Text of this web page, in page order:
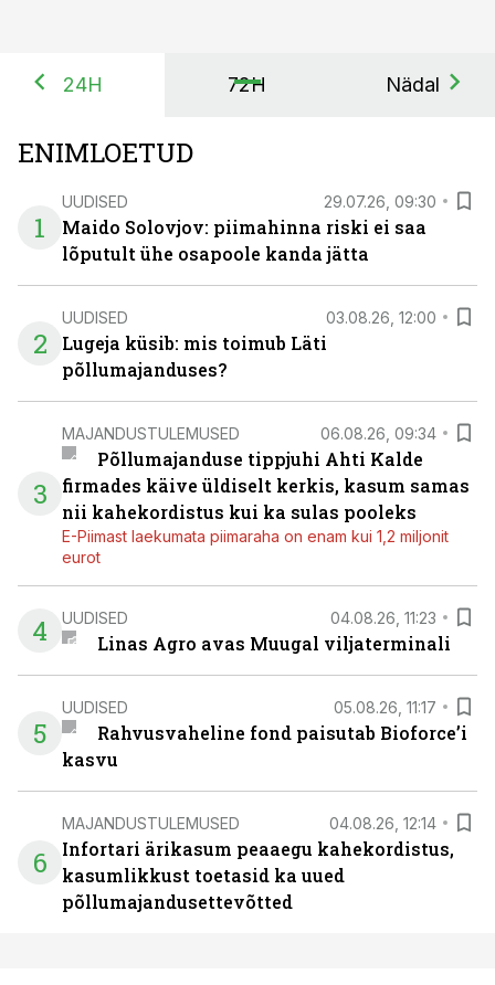
24H 72H Nädal
ENIMLOETUD
1
UUDISED 29.07.26, 09:30
Maido Solovjov: piimahinna riski ei saa
lõputult ühe osapoole kanda jätta
2
UUDISED 03.08.26, 12:00
Lugeja küsib: mis toimub Läti
põllumajanduses?
3
MAJANDUSTULEMUSED 06.08.26, 09:34
Põllumajanduse tippjuhi Ahti Kalde
firmades käive üldiselt kerkis, kasum samas
nii kahekordistus kui ka sulas pooleks
E-Piimast laekumata piimaraha on enam kui 1,2 miljonit
eurot
4 UUDISED 04.08.26, 11:23
Linas Agro avas Muugal viljaterminali
5
UUDISED 05.08.26, 11:17
Rahvusvaheline fond paisutab Bioforce’i
kasvu
6
MAJANDUSTULEMUSED 04.08.26, 12:14
Infortari ärikasum peaaegu kahekordistus,
kasumlikkust toetasid ka uued
põllumajandusettevõtted